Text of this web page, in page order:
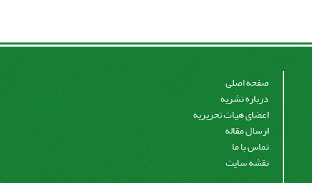
صفحه اصلی
درباره نشریه
اعضای هیات تحریریه
ارسال مقاله
تماس با ما
نقشه سایت